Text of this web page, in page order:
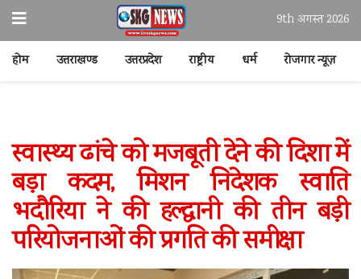
9th अगस्त 2026
होम उत्तराखण्ड उत्तरप्रदेश राष्ट्रीय धर्म रोजगार न्यूज़
स्वास्थ्य ढांचे को मजबूती देने की दिशा में
बड़ा कदम, मिशन निदेशक स्वाति
भदौरिया ने की हल्द्वानी की तीन बड़ी
परियोजनाओं की प्रगति की समीक्षा